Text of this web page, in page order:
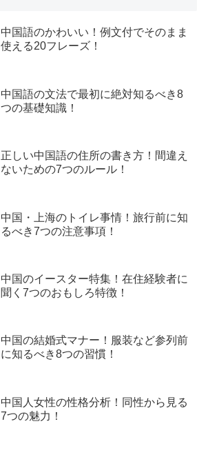
中国語のかわいい！例文付でそのまま
使える20フレーズ！
中国語の文法で最初に絶対知るべき8
つの基礎知識！
正しい中国語の住所の書き方！間違え
ないための7つのルール！
中国・上海のトイレ事情！旅行前に知
るべき7つの注意事項！
中国のイースター特集！在住経験者に
聞く7つのおもしろ特徴！
中国の結婚式マナー！服装など参列前
に知るべき8つの習慣！
中国人女性の性格分析！同性から見る
7つの魅力！